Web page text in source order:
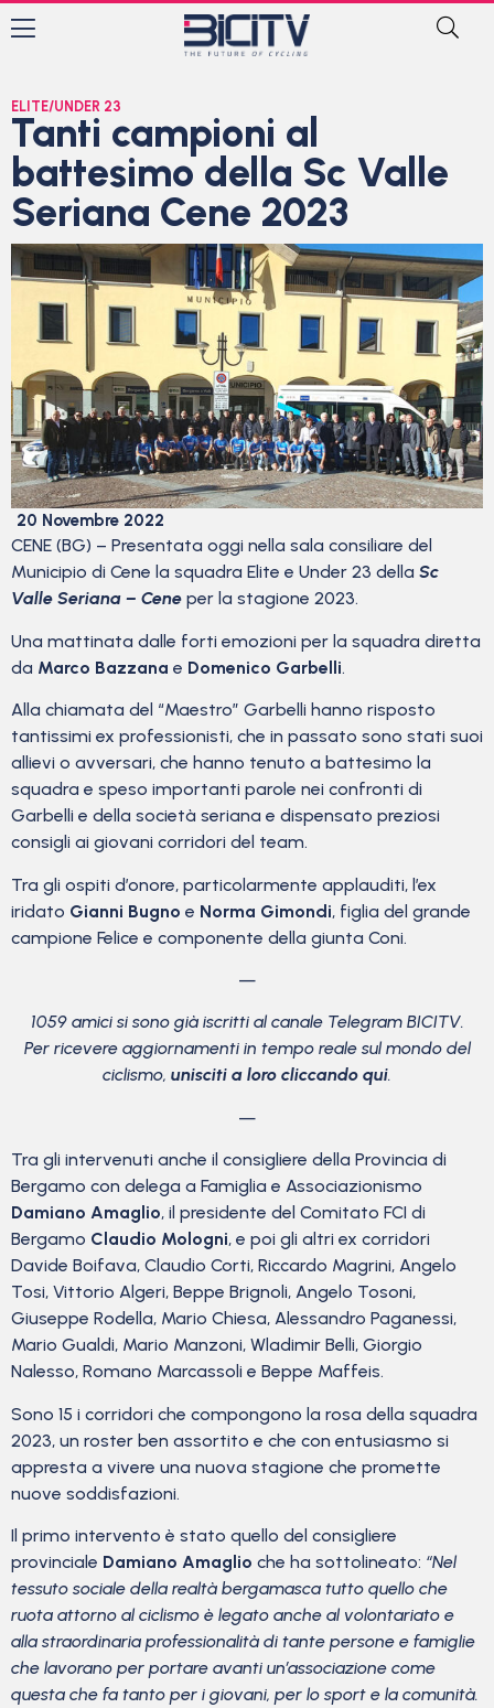
ELITE/UNDER 23
Tanti campioni al
battesimo della Sc Valle
Seriana Cene 2023
20 Novembre 2022
CENE (BG) – Presentata oggi nella sala consiliare del
Municipio di Cene la squadra Elite e Under 23 della Sc
Valle Seriana – Cene per la stagione 2023.
Una mattinata dalle forti emozioni per la squadra diretta
da Marco Bazzana e Domenico Garbelli.
Alla chiamata del “Maestro” Garbelli hanno risposto
tantissimi ex professionisti, che in passato sono stati suoi
allievi o avversari, che hanno tenuto a battesimo la
squadra e speso importanti parole nei confronti di
Garbelli e della società seriana e dispensato preziosi
consigli ai giovani corridori del team.
Tra gli ospiti d’onore, particolarmente applauditi, l’ex
iridato Gianni Bugno e Norma Gimondi, figlia del grande
campione Felice e componente della giunta Coni.
—
1059 amici si sono già iscritti al canale Telegram BICITV.
Per ricevere aggiornamenti in tempo reale sul mondo del
ciclismo, unisciti a loro cliccando qui.
—
Tra gli intervenuti anche il consigliere della Provincia di
Bergamo con delega a Famiglia e Associazionismo
Damiano Amaglio, il presidente del Comitato FCI di
Bergamo Claudio Mologni, e poi gli altri ex corridori
Davide Boifava, Claudio Corti, Riccardo Magrini, Angelo
Tosi, Vittorio Algeri, Beppe Brignoli, Angelo Tosoni,
Giuseppe Rodella, Mario Chiesa, Alessandro Paganessi,
Mario Gualdi, Mario Manzoni, Wladimir Belli, Giorgio
Nalesso, Romano Marcassoli e Beppe Maffeis.
Sono 15 i corridori che compongono la rosa della squadra
2023, un roster ben assortito e che con entusiasmo si
appresta a vivere una nuova stagione che promette
nuove soddisfazioni.
Il primo intervento è stato quello del consigliere
provinciale Damiano Amaglio che ha sottolineato: “Nel
tessuto sociale della realtà bergamasca tutto quello che
ruota attorno al ciclismo è legato anche al volontariato e
alla straordinaria professionalità di tante persone e famiglie
che lavorano per portare avanti un’associazione come
questa che fa tanto per i giovani, per lo sport e la comunità.